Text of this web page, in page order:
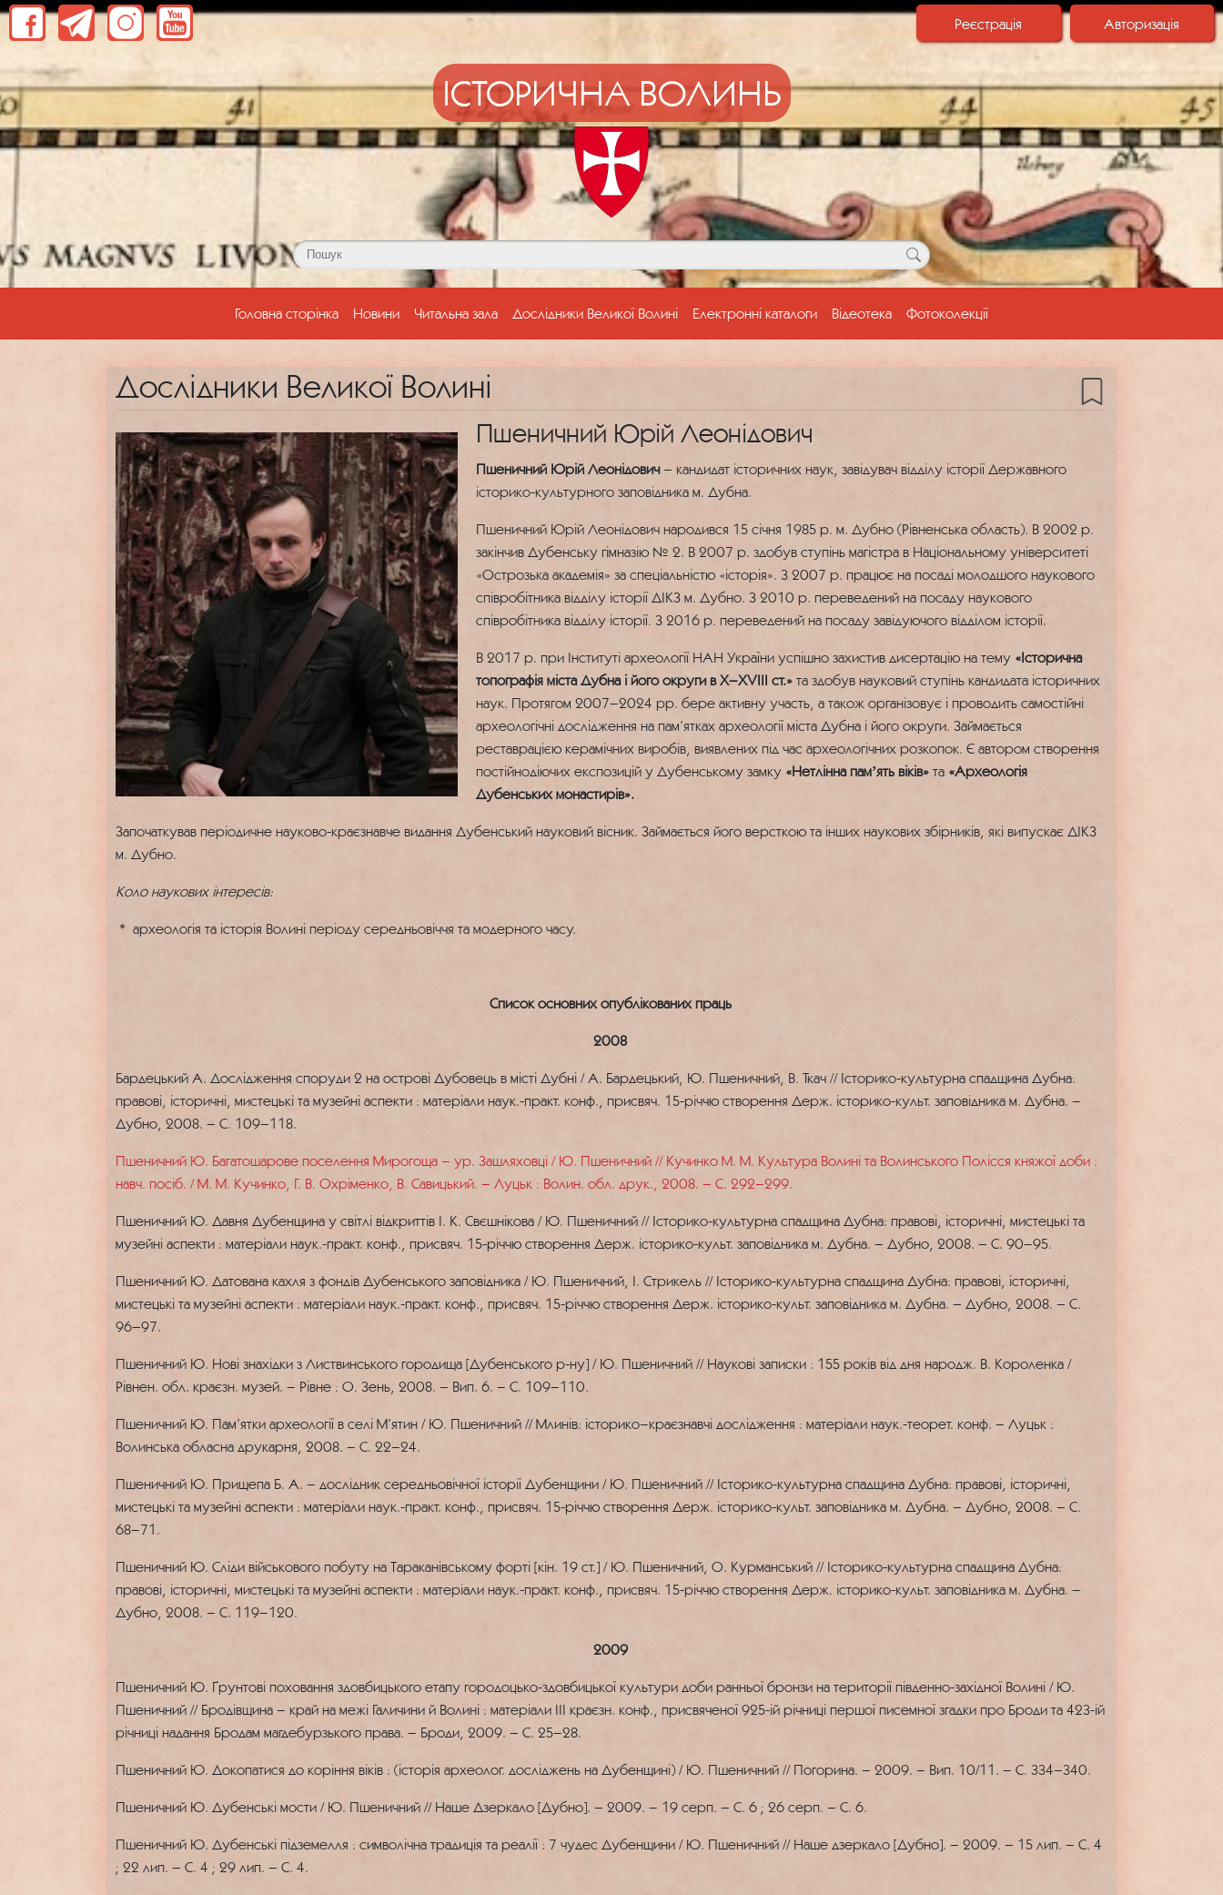
Авторизація
Реєстрація
ІСТОРИЧНА ВОЛИНЬ
Головна сторінка(current)
Новини Читальна зала Дослідники Великої Волині Електронні каталоги Відеотека Фотоколекції
Дослідники Великої Волині
Пшеничний Юрій Леонідович
Пшеничний Юрій Леонідович– кандидат історичних наук, завідувач відділу історії Державного
історико-культурного заповідника м. Дубна.
Пшеничний Юрій Леонідович народився 15 січня 1985 р. м. Дубно (Рівненська область). В 2002 р.
закінчив Дубенську гімназію № 2. В 2007 р. здобув ступінь магістра в Національному університеті
«Острозька академія» за спеціальністю «історія». З 2007 р. працює на посаді молодшого наукового
співробітника відділу історії ДІКЗ м. Дубно. З 2010 р. переведений на посаду наукового
співробітника відділу історії. З 2016 р. переведений на посаду завідуючого відділом історії.
В 2017 р. при Інституті археології НАН України успішно захистив дисертацію на тему «Історична
топографія міста Дубна і його округи в Х–XVIII ст.»та здобув науковий ступінь кандидата історичних
наук. Протягом 2007–2024 рр. бере активну участь, а також організовує і проводить самостійні
археологічні дослідження на пам’ятках археології міста Дубна і його округи. Займається
реставрацією керамічних виробів, виявлених під час археологічних розкопок. Є автором створення
постійнодіючих експозицій у Дубенському замку «Нетлінна памʼять віків» та «Археологія
Дубенських монастирів».
Започаткував періодичне науково-краєзнавче видання Дубенський науковий вісник. Займається його версткою та інших наукових збірників, які випускає ДІКЗ
м. Дубно.
Коло наукових інтересів:
* археологія та історія Волині періоду середньовіччя та модерного часу.
Список основних опублікованих праць
2008
Бардецький А. Дослідження споруди 2 на острові Дубовець в місті Дубні / А. Бардецький, Ю. Пшеничний, В. Ткач // Історико-культурна спадщина Дубна:
правові, історичні, мистецькі та музейні аспекти : матеріали наук.-практ. конф., присвяч. 15-річчю створення Держ. історико-культ. заповідника м. Дубна. –
Дубно, 2008. – С. 109–118.
Пшеничний Ю. Багатошарове поселення Мирогоща – ур. Зашляховці / Ю. Пшеничний // Кучинко М. М. Культура Волині та Волинського Полісся княжої доби :
навч. посіб. / М. М. Кучинко, Г. В. Охріменко, В. Савицький. – Луцьк : Волин. обл. друк., 2008. – С. 292–299.
Пшеничний Ю. Давня Дубенщина у світлі відкриттів І. К. Свєшнікова / Ю. Пшеничний // Історико-культурна спадщина Дубна: правові, історичні, мистецькі та
музейні аспекти : матеріали наук.-практ. конф., присвяч. 15-річчю створення Держ. історико-культ. заповідника м. Дубна. – Дубно, 2008. – С. 90–95.
Пшеничний Ю. Датована кахля з фондів Дубенського заповідника / Ю. Пшеничний, І. Стрикель // Історико-культурна спадщина Дубна: правові, історичні,
мистецькі та музейні аспекти : матеріали наук.-практ. конф., присвяч. 15-річчю створення Держ. історико-культ. заповідника м. Дубна. – Дубно, 2008. – С.
96–97.
Пшеничний Ю. Нові знахідки з Листвинського городища [Дубенського р-ну] / Ю. Пшеничний // Наукові записки : 155 років від дня народж. В. Короленка /
Рівнен. обл. краєзн. музей. – Рівне : О. Зень, 2008. – Вип. 6. – С. 109–110.
Пшеничний Ю. Пам’ятки археології в селі М’ятин / Ю. Пшеничний // Млинів: історико–краєзнавчі дослідження : матеріали наук.-теорет. конф. – Луцьк :
Волинська обласна друкарня, 2008. – C. 22–24.
Пшеничний Ю. Прищепа Б. А. – дослідник середньовічної історії Дубенщини / Ю. Пшеничний // Історико-культурна спадщина Дубна: правові, історичні,
мистецькі та музейні аспекти : матеріали наук.-практ. конф., присвяч. 15-річчю створення Держ. історико-культ. заповідника м. Дубна. – Дубно, 2008. – С.
68–71.
Пшеничний Ю. Сліди військового побуту на Тараканівському форті [кін. 19 ст.] / Ю. Пшеничний, О. Курманський // Історико-культурна спадщина Дубна:
правові, історичні, мистецькі та музейні аспекти : матеріали наук.-практ. конф., присвяч. 15-річчю створення Держ. історико-культ. заповідника м. Дубна. –
Дубно, 2008. – С. 119–120.
2009
Пшеничний Ю. Ґрунтові поховання здовбицького етапу городоцько-здовбицької культури доби ранньої бронзи на території південно-західної Волині / Ю.
Пшеничний // Бродівщина – край на межі Галичини й Волині : матеріали ІІІ краєзн. конф., присвяченої 925-ій річниці першої писемної згадки про Броди та 423-ій
річниці надання Бродам магдебурзького права. – Броди, 2009. – С. 25–28.
Пшеничний Ю. Докопатися до коріння віків : (історія археолог. досліджень на Дубенщині) / Ю. Пшеничний // Погорина. – 2009. – Вип. 10/11. – С. 334–340.
Пшеничний Ю. Дубенські мости / Ю. Пшеничний // Наше Дзеркало [Дубно]. – 2009. – 19 серп. – С. 6 ; 26 серп. – С. 6.
Пшеничний Ю. Дубенські підземелля : символічна традиція та реалії : 7 чудес Дубенщини / Ю. Пшеничний // Наше дзеркало [Дубно]. – 2009. – 15 лип. – С. 4
; 22 лип. – С. 4 ; 29 лип. – С. 4.